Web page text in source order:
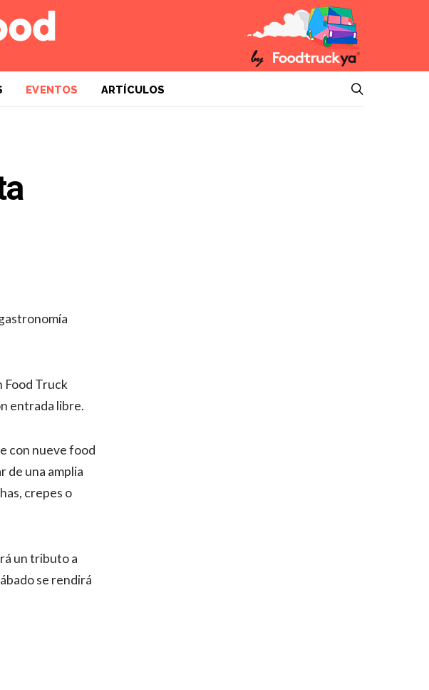
EVENTOS ARTÍCULOS
Food Truck
entrada libre.
con nueve food
de una amplia
crepes o
un tributo a
se rendirá